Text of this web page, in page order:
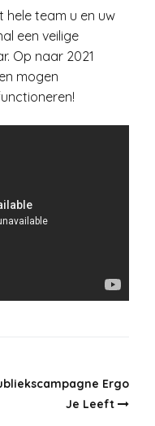
hele team u en uw
een veilige
Op naar 2021
mogen
Ergo
Je Leeft